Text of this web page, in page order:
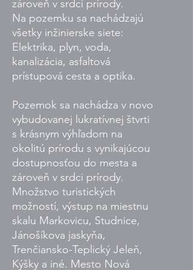
zároveň v srdci prírody.
Na pozemku sa nachádzajú
všetky inžinierske siete:
Elektrika, plyn, voda,
kanalizácia, asfaltová
prístupová cesta a optika.
Pozemok sa nachádza v novo
vybudovanej lukratívnej štvrti
s krásnym výhľadom na
okolitú prírodu s vynikajúcou
dostupnosťou do mesta a
zároveň v srdci prírody.
Množstvo turistických
možností, výstup na miestnu
skalu Markovicu, Studnice,
Jánošíkova jaskyňa,
Trenčiansko-Teplický Jeleň,
Kýšky a iné. Mesto Nová